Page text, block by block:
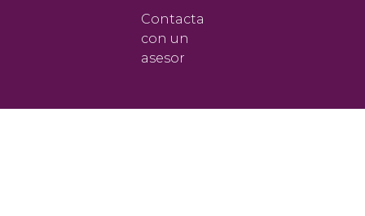
Contacta
con un
asesor